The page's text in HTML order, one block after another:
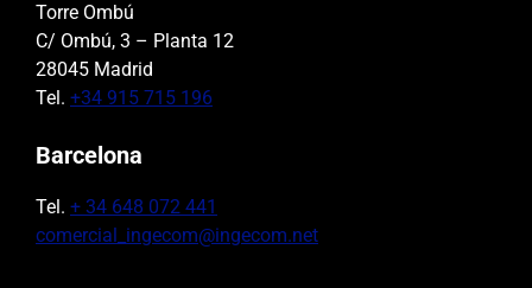
Torre Ombú
C/ Ombú, 3 – Planta 12
28045 Madrid
Tel. +34 915 715 196
Barcelona
Tel. + 34 648 072 441
comercial_ingecom@ingecom.net